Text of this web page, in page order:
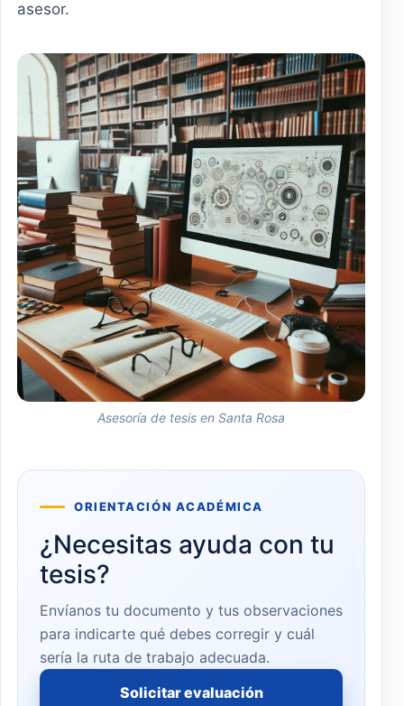
asesor.
Asesoría de tesis en Santa Rosa
ORIENTACIÓN ACADÉMICA
¿Necesitas ayuda con tu
tesis?
Envíanos tu documento y tus observaciones
para indicarte qué debes corregir y cuál
sería la ruta de trabajo adecuada.
Solicitar evaluación